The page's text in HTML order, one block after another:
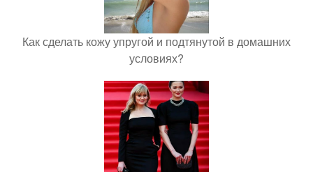
Как сделать кожу упругой и подтянутой в домашних
условиях?